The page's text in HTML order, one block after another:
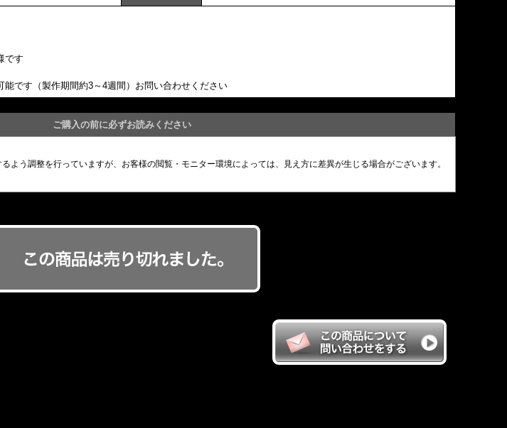
です
能です（製作期間約3～4週間）お問い合わせください
ご購入の前に必ずお読みください
よう調整を行っていますが、お客様の閲覧・モニター環境によっては、見え方に差異が生じる場合がございます。